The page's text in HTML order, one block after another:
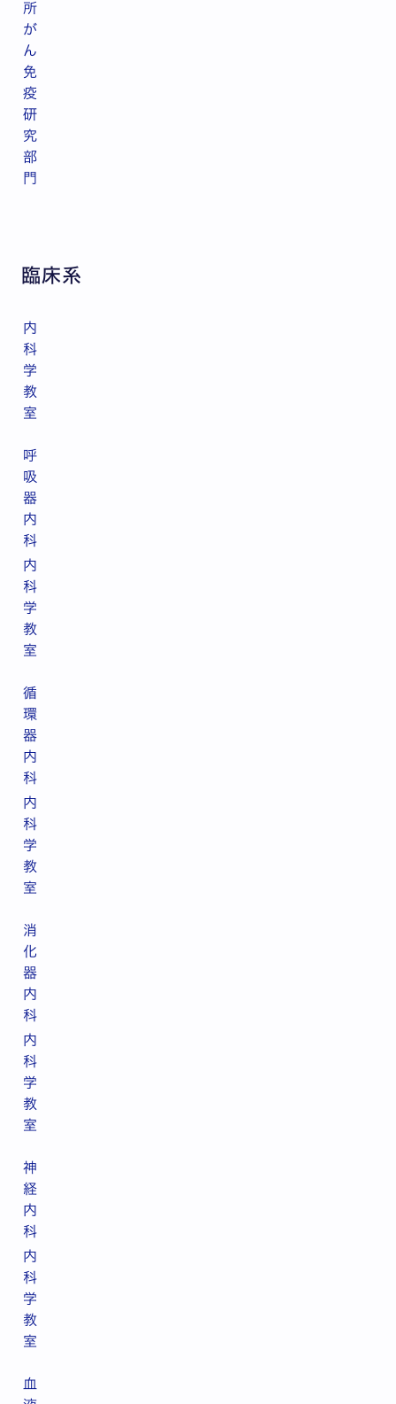
所
が
ん
免
疫
研
究
部
門
臨床系
内
科
学
教
室
呼
吸
器
内
科
内
科
学
教
室
循
環
器
内
科
内
科
学
教
室
消
化
器
内
科
内
科
学
教
室
神
経
内
科
内
科
学
教
室
血